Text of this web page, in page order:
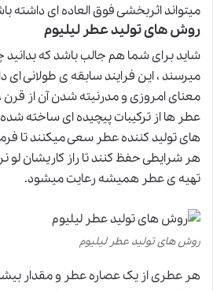
میتواند اثربخشی فوق العاده ای داشته
روش های تولید عطر لیلیوم
شاید برای شما هم جالب باشد که بدانید
میرسند ، این فرایند سابقه ی طولانی ای
عطر ها از ترکیبات پیچیده ای ساخته
های تولید کننده عطر سعی میکنند تا
هر شرایطی حفظ کنند تا راز کاریشان لو
تهیه ی عطر همیشه رعایت میشود.
روش های تولید عطر لیلیوم
هر عطری از یک عصاره عطر و مقدار